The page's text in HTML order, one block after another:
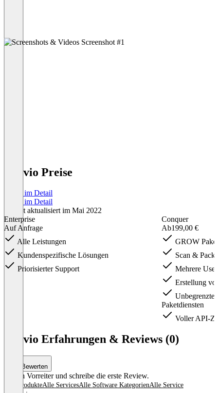
Outvio Preise
Preise im Detail
Preise im Detail
Zuletzt aktualisiert im Mai 2022
Enterprise
Auf Anfrage
Alle Leistungen
Kundenspezifische Lösungen
Priorisierter Support
Conquer
Ab199,00 €
GROW
Scan & Pack
Mehrere User
Erstellung
Unbegrenzte
Paketdiensten
Voller API-
Outvio Erfahrungen & Reviews (0)
Bewerten
Sei ein Vorreiter und schreibe die erste Review.
Alle ProdukteAlle ServicesAlle Software KategorienAlle Service